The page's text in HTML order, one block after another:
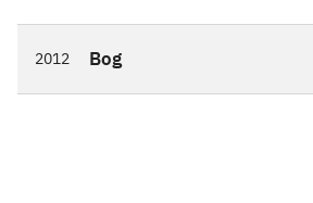
2012 Bog